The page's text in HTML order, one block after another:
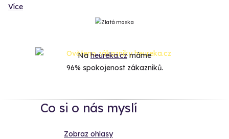
Více
Naheureka.czmáme
96% spokojenost zákazníků.
Co si o nás myslí
Zobraz ohlasy